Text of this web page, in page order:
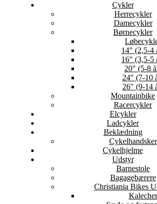
Cykler
Herrecykler
Damecykler
Børnecykler
14″ (2,5-4
16″ (3,5-5
20″ (5-8
24″ (7-10
26″ (9-14
Mountainbike
Racercykler
Elcykler
Ladcykler
Beklædning
Cykelhandsker
Cykelhjelme
Udstyr
Barnestole
Bagagebærere
Christiania Bikes
Kalecher